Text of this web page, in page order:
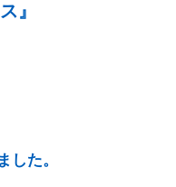
』
した。